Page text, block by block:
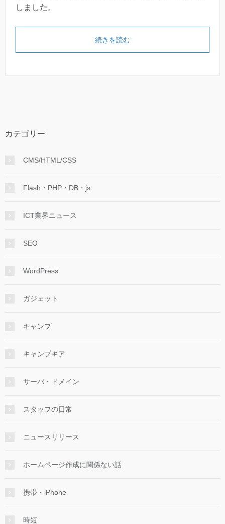
しました。
続きを読む
カテゴリー
CMS/HTML/CSS
Flash・PHP・DB・js
ICT業界ニュース
SEO
WordPress
ガジェット
キャンプ
キャンプギア
サーバ・ドメイン
スタッフの日常
ニュースリリース
ホームページ作成に関係ない話
携帯・iPhone
時短